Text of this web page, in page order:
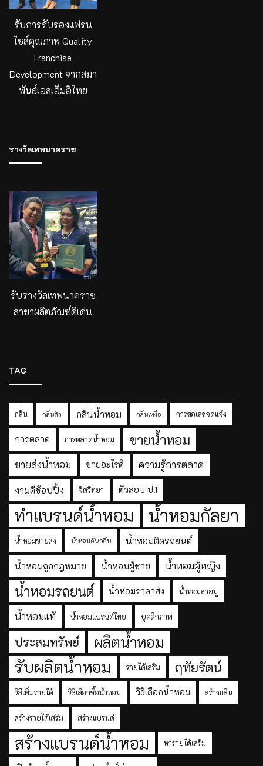
รับการรับรองแฟรน
ไชส์คุณภาพ Quality
Franchise
Development จากสมา
พันธ์เอสเอ็มอีไทย
รางวัลเทพนาคราช
รับรางวัลเทพนาคราช
สาขาผลิตภัณฑ์ดีเด่น
TAG
กลิ่น กลิ่นตัว กลิ่นน้ำหอม กลิ่นเหงื่อ การขอเลขจดแจ้ง
การตลาด การตลาดน้ำหอม ขายน้ำหอม
ขายส่งน้ำหอม ขายอะไรดี ความรู้การตลาด
งามดีช้อปปิ้ง จิตวิทยา ติวสอบ ป.1
ทำแบรนด์น้ำหอม น้ำหอมกัลยา
น้ำหอมขายส่ง น้ำหอมดับกลิ่น น้ำหอมติดรถยนต์
น้ำหอมถูกกฎหมาย น้ำหอมผู้ชาย น้ำหอมผู้หญิง
น้ำหอมรถยนต์ น้ำหอมราคาส่ง น้ำหอมสายมู
น้ำหอมแท้ น้ำหอมแบรนด์ไทย บุคลิกภาพ
ประสมทรัพย์ ผลิตน้ำหอม
รับผลิตน้ำหอม รายได้เสริม ฤทัยรัตน์
วิธีเพิ่มรายได้ วิธีเลือกซื้อน้ำหอม วิธีเลือกน้ำหอม สร้างกลิ่น
สร้างรายได้เสริม สร้างแบรนด์
สร้างแบรนด์น้ำหอม หารายได้เสริม